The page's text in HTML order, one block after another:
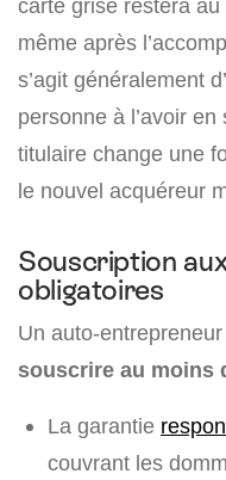
carte grise restera au
même après
s’agit généralement
personne à l’avoir
titulaire change une
le nouvel acquéreur
Souscription
obligatoires
Un auto-
souscrire au moins
La garantie
couvrant les